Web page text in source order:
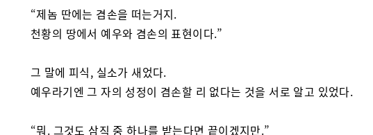
“제놈 딴에는 겸손을 떠는거지.
천황의 땅에서 예우와 겸손의 표현이다.”
그 말에 피식, 실소가 새었다.
예우라기엔 그 자의 성정이 겸손할 리 없다는 것을 서로 알고 있었다.
“뭐. 그것도 삼직 중 하나를 받는다면 끝이겠지만.”